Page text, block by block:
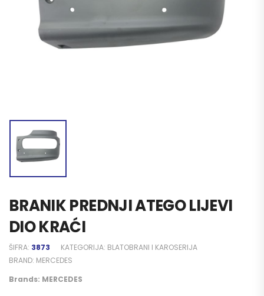
BRANIK PREDNJI ATEGO LIJEVI
DIO KRAĆI
ŠIFRA: 3873 KATEGORIJA: BLATOBRANI I KAROSERIJA
BRAND: MERCEDES
Brands: MERCEDES